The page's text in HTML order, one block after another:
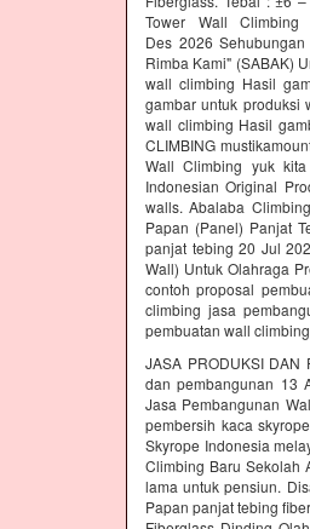
Tower Wall Climbing
Des 2026
Rimba Kami" (SABAK)
wall climbing Hasil
gambar untuk produksi
wall climbing Hasil
CLIMBING
Wall Climbing yuk
Indonesian Original
walls. Abalaba
Papan (Panel) Panjat
panjat tebing 20 Jul
Wall) Untuk Olahraga
contoh proposal
climbing jasa
pembuatan wall climbing
JASA PRODUKSI DAN
dan pembangunan 13
Jasa Pembangunan
pembersih kaca
Skyrope Indonesia
Climbing Baru Sekolah
lama untuk pensiun.
Papan panjat tebing